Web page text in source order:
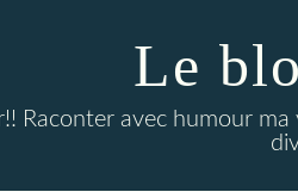
Le
Raconter avec humour